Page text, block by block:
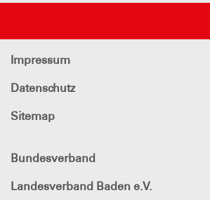
Impressum
Datenschutz
Sitemap
Bundesverband
Landesverband Baden e.V.